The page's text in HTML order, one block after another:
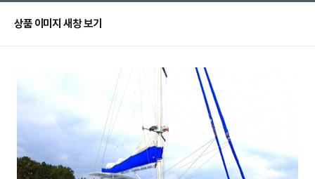
상품 이미지 새창 보기